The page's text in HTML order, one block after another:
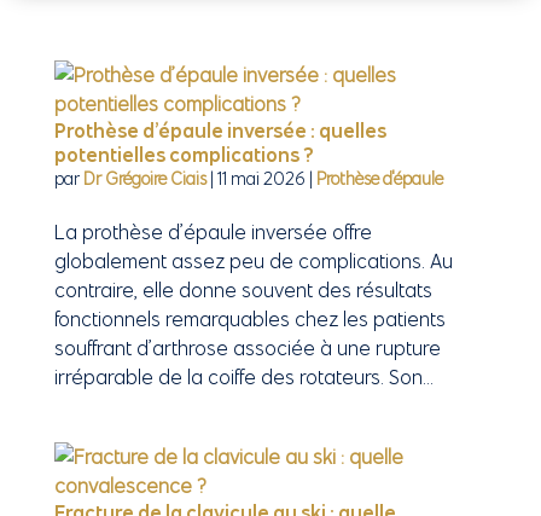
Prothèse d’épaule inversée : quelles
potentielles complications ?
par Dr Grégoire Ciais| 11 mai 2026 | Prothèse d'épaule
La prothèse d’épaule inversée offre
globalement assez peu de complications. Au
contraire, elle donne souvent des résultats
fonctionnels remarquables chez les patients
souffrant d’arthrose associée à une rupture
irréparable de la coiffe des rotateurs. Son...